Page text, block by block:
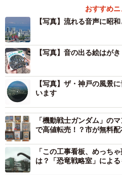
おすすめニ
【写真】流れる音声に昭
【写真】音の出る絵はがき
【写真】ザ・神戸の風景
います
「機動戦士ガンダム」の
で高値転売！？市が無料
「この工事看板、めっち
は？「恐竜戦略室」によ